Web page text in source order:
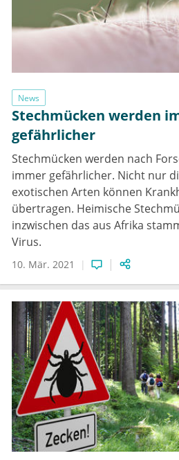
News
Stechmücken werden
gefährlicher
Stechmücken werden nach
immer gefährlicher. Nicht nur
exotischen Arten können
übertragen. Heimische
inzwischen das aus Afrika
Virus.
10. Mär. 2021